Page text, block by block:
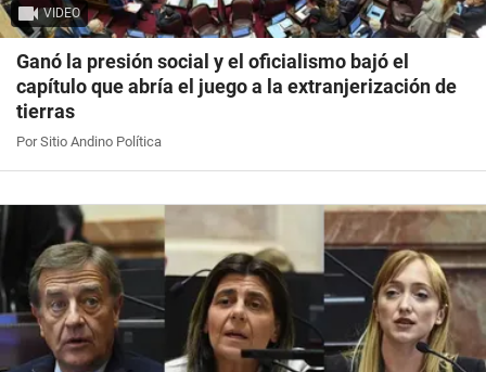
VIDEO
Ganó la presión social y el oficialismo bajó el
capítulo que abría el juego a la extranjerización de
tierras
Por Sitio Andino Política